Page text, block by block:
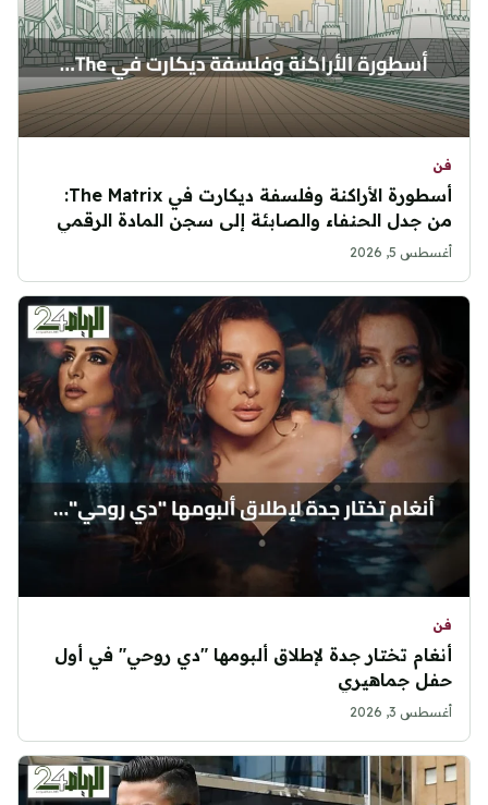
فن
أسطورة الأراكنة وفلسفة ديكارت في The Matrix:
من جدل الحنفاء والصابئة إلى سجن المادة الرقمي
أغسطس 5, 2026
فن
أنغام تختار جدة لإطلاق ألبومها "دي روحي" في أول
حفل جماهيري
أغسطس 3, 2026